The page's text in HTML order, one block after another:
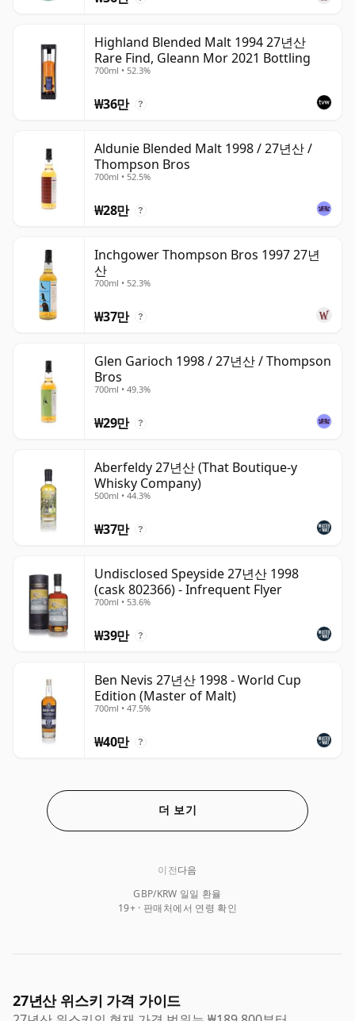
Highland Blended Malt 1994 27년산
Rare Find, Gleann Mor 2021 Bottling
700ml • 52.3%
₩36만 ?
Aldunie Blended Malt 1998 / 27년산 /
Thompson Bros
700ml • 52.5%
₩28만 ?
Inchgower Thompson Bros 1997 27년
산
700ml • 52.3%
₩37만 ?
Glen Garioch 1998 / 27년산 / Thompson
Bros
700ml • 49.3%
₩29만 ?
Aberfeldy 27년산 (That Boutique-y
Whisky Company)
500ml • 44.3%
₩37만 ?
Undisclosed Speyside 27년산 1998
(cask 802366) - Infrequent Flyer
700ml • 53.6%
₩39만 ?
Ben Nevis 27년산 1998 - World Cup
Edition (Master of Malt)
700ml • 47.5%
₩40만 ?
더 보기
GBP/KRW 일일 환율
19+ · 판매처에서 연령 확인
이전다음
27년산 위스키 가격 가이드